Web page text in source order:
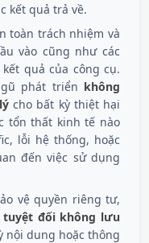
kết quả trả về.
toàn trách nhiệm và
vào cũng như các
quả của công cụ.
phát triển không
cho bất kỳ thiệt hại
tổn thất kinh tế nào
lỗi hệ thống, hoặc
đến việc sử dụng
vệ quyền riêng tư,
tuyệt đối không lưu
nội dung hoặc thông